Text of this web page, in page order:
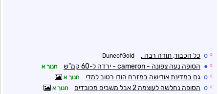
☼
o כל הכבוד, תודה רבה . DuneofGold
☼
● הסופה נעה צפונה - cameron - ירדה ל-60 קמ"ש חנוך א
☼
o גם במדינת אודישה במזרח הודו רטוב למדי חנוך א
☼
o הסופה נחלשה לעוצמה 2 אבל משבים מכובדים חנוך א